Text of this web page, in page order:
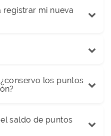
registrar mi nueva
los puntos
saldo de puntos